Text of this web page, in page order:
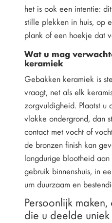
het is ook een intentie:
stille plekken in huis, op
plank of een hoekje dat
Wat u mag
keramiek
Gebakken keramiek is
vraagt, net als elk
zorgvuldigheid. Plaatst u
vlakke ondergrond, dan
contact met vocht of
de bronzen finish kan
langdurige blootheid
gebruik binnenshuis, in
urn duurzaam en
Persoonlijk
die u deelde